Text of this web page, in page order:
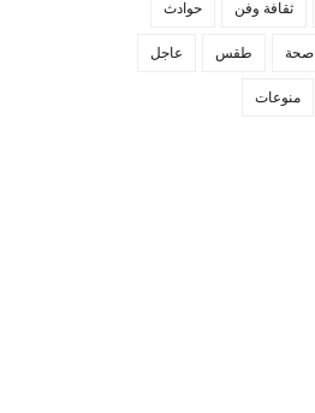
ثقافة وفن حوادث
صحة طقس عاجل
منوعات